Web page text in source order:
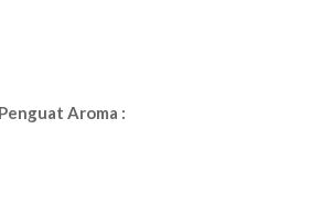
Aroma :